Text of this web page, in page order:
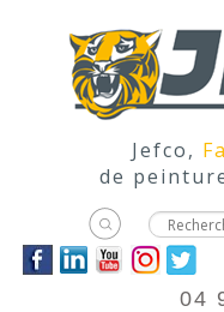
Jefco,
de
04